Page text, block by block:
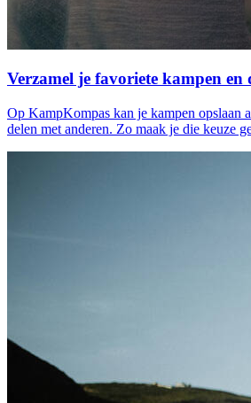
Verzamel je favoriete kampen en
Op KampKompas kan je kampen opslaan
delen met anderen. Zo maak je die keuze